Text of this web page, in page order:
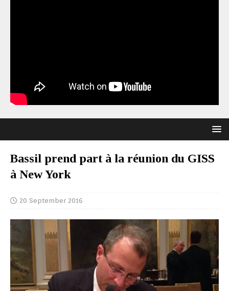
Bassil prend part à la réunion du GISS
à New York
20 September 2016